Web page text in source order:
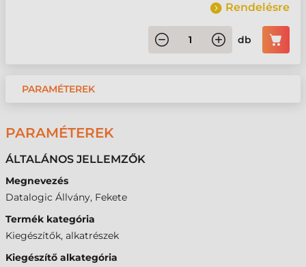
Rendelésre
db
PARAMÉTEREK
PARAMÉTEREK
ÁLTALÁNOS JELLEMZŐK
Megnevezés
Datalogic Állvány, Fekete
Termék kategória
Kiegészítők, alkatrészek
Kiegészítő alkategória